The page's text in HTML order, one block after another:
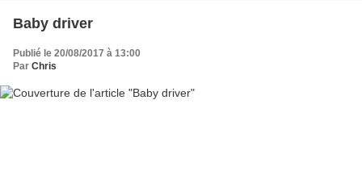
Baby driver
Publié le 20/08/2017 à 13:00
Par Chris